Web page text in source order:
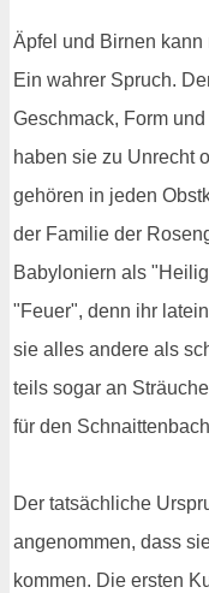
Äpfel und Birnen
Ein wahrer Spruch.
Geschmack, Form
haben sie zu Unrecht
gehören in jeden
der Familie der
Babyloniern als
"Feuer", denn ihr
sie alles andere als
teils sogar an
für den
Der tatsächliche
angenommen, dass
kommen. Die ersten